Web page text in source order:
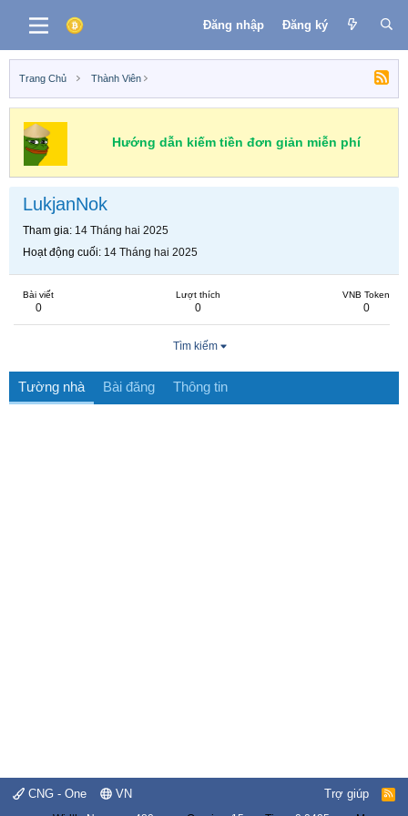
Đăng nhập Đăng ký
Trang Chủ Thành Viên
Hướng dẫn kiếm tiền đơn giản miễn phí
LukjanNok
Tham gia 14 Tháng hai 2025
Hoạt động cuối 14 Tháng hai 2025
Bài viết
0
Lượt thích
0
VNB Token
0
Tìm kiếm
Tường nhà Bài đăng Thông tin
CNG - One VN Trợ giúp
R